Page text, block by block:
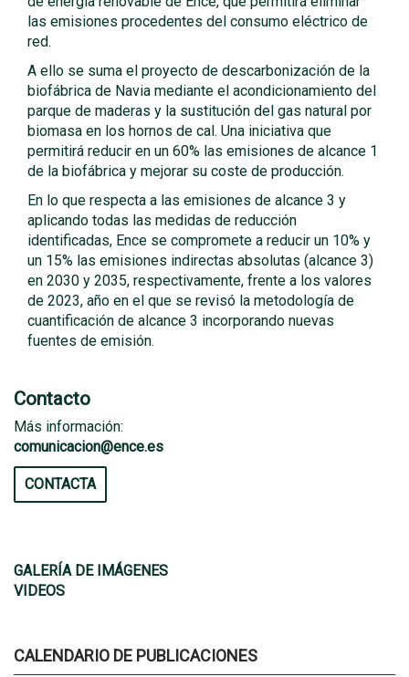
las emisiones procedentes del consumo eléctrico de
red.
A ello se suma el proyecto de descarbonización de la
biofábrica de Navia mediante el acondicionamiento del
parque de maderas y la sustitución del gas natural por
biomasa en los hornos de cal. Una iniciativa que
permitirá reducir en un 60% las emisiones de alcance 1
de la biofábrica y mejorar su coste de producción.
En lo que respecta a las emisiones de alcance 3 y
aplicando todas las medidas de reducción
identificadas, Ence se compromete a reducir un 10% y
un 15% las emisiones indirectas absolutas (alcance 3)
en 2030 y 2035, respectivamente, frente a los valores
de 2023, año en el que se revisó la metodología de
cuantificación de alcance 3 incorporando nuevas
fuentes de emisión.
Contacto
Más información:
comunicacion@ence.es
CONTACTA
GALERÍA DE IMÁGENES
VIDEOS
CALENDARIO DE PUBLICACIONES